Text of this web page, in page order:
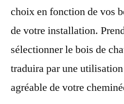
choix en fonction de vos
de votre installation.
sélectionner le bois de
traduira par une
agréable de votre